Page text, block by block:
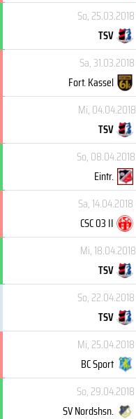
So, 25.03.2018
TSV
Sa, 31.03.2018
Fort. Kassel
Mi, 04.04.2018
TSV
So, 08.04.2018
Eintr.
Sa, 14.04.2018
CSC 03 II
Mi, 18.04.2018
TSV
So, 22.04.2018
TSV
Mi, 25.04.2018
BC Sport
So, 29.04.2018
SV Nordshsn.